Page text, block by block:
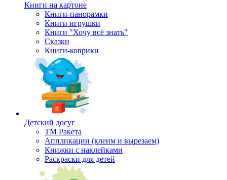
Книги на картоне
Книги-панорамки
Книги игрушки
Книги "Хочу всё знать"
Сказки
Книги-коврики
Детский досуг
ТМ Ракета
Аппликации (клеим и вырезаем)
Книжки с наклейками
Раскраски для детей